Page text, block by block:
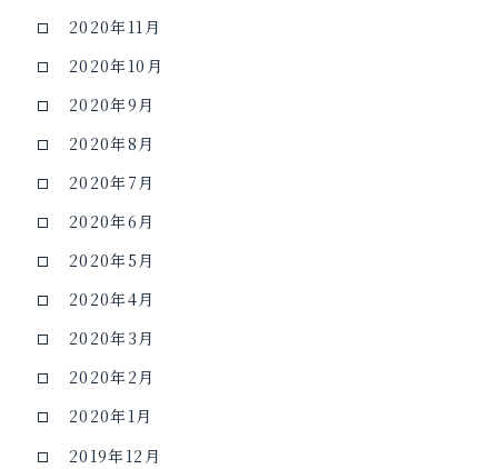
2020年11月
2020年10月
2020年9月
2020年8月
2020年7月
2020年6月
2020年5月
2020年4月
2020年3月
2020年2月
2020年1月
2019年12月